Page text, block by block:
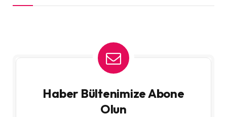
Haber Bültenimize Abone
Olun